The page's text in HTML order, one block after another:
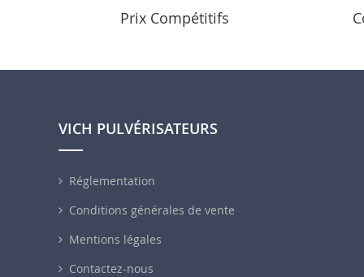
Prix Compétitifs
VICH PULVÉRISATEURS
Réglementation
Conditions générales de vente
Mentions légales
Contactez-nous